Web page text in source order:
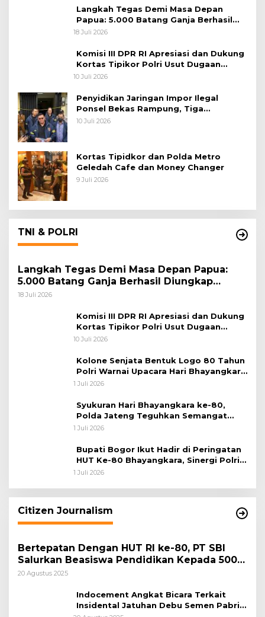
Langkah Tegas Demi Masa Depan
Papua: 5.000 Batang Ganja Berhasil
Diungkap Koops TNI Habema
18 Juli 2026
Komisi III DPR RI Apresiasi dan Dukung
Kortas Tipikor Polri Usut Dugaan
Korupsi Batu Bara
10 Juli 2026
Penyidikan Jaringan Impor Ilegal
Ponsel Bekas Rampung, Tiga
Tersangka Sudah P-21 dan Satu Buron
10 Juli 2026
Kortas Tipidkor dan Polda Metro
Geledah Cafe dan Money Changer
9 Juli 2026
TNI & POLRI
Langkah Tegas Demi Masa Depan Papua:
5.000 Batang Ganja Berhasil Diungkap
Koops TNI Habema
18 Juli 2026
Komisi III DPR RI Apresiasi dan Dukung
Kortas Tipikor Polri Usut Dugaan
Korupsi Batu Bara
10 Juli 2026
Kolone Senjata Bentuk Logo 80 Tahun
Polri Warnai Upacara Hari Bhayangkara
ke-80
1 Juli 2026
Syukuran Hari Bhayangkara ke-80,
Polda Jateng Teguhkan Semangat
Pengabdian dan Pererat Kebersamaan
1 Juli 2026
Bupati Bogor Ikut Hadir di Peringatan
HUT Ke-80 Bhayangkara, Sinergi Polri
dan Pemkab Bogor Jadi Kunci Menjaga
1 Juli 2026
Citizen Journalism
Bertepatan Dengan HUT RI ke-80, PT SBI
Salurkan Beasiswa Pendidikan Kepada 500
Pelajar
20 Agustus 2025
Indocement Angkat Bicara Terkait
Insidental Jatuhan Debu Semen Pabrik